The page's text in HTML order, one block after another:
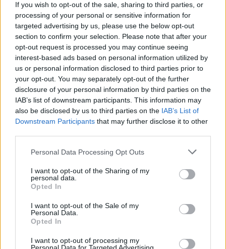
If you wish to opt-out of the sale, sharing to third parties, or
processing of your personal or sensitive information for
targeted advertising by us, please use the below opt-out
section to confirm your selection. Please note that after your
opt-out request is processed you may continue seeing
interest-based ads based on personal information utilized by
us or personal information disclosed to third parties prior to
your opt-out. You may separately opt-out of the further
disclosure of your personal information by third parties on the
IAB’s list of downstream participants. This information may
also be disclosed by us to third parties on the IAB’s List of
Downstream Participants that may further disclose it to other
Personal Data Processing Opt Outs
I want to opt-out of the Sharing of my
personal data.
Opted In
I want to opt-out of the Sale of my
Personal Data.
Opted In
I want to opt-out of processing my
παρά την αντίθετη πεποίθηση, οι πωλήσεις
αυξάνονται παρά την παγίωση της τιμής πάνω από
τα 10 ευρώ τα τελευταία χρόνια.
Διαβάστε σε ποια φέτα γυρίζουν την πλάτη
όλο και περισσότεροι Έλληνες
Διάβασε σχετικά
Πλήγμα για τη φέτα οι δασμοί Τραμπ-
Aνήσυχοι οι Ελληνες παραγωγοί
Η ακρίβεια χτύπησε και το καφενείο της
Βουλής - Στα ύψη οι τιμές, γκρίνια από τους
βουλευτές
Διάβασε περισσότερα